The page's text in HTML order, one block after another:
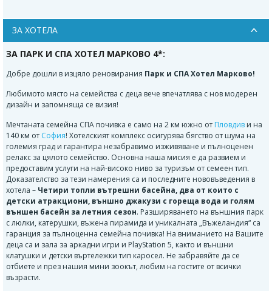
ЗА ХОТЕЛА
ЗА ПАРК И СПА ХОТЕЛ МАРКОВО 4*:
Добре дошли в изцяло реновирания Парк и СПА Хотел Марково!
Любимото място на семейства с деца вече впечатлява с нов модерен
дизайн и запомняща се визия!
Мечтаната семейна СПА почивка е само на 2 км южно от Пловдив и на
140 км от София! Хотелският комплекс осигурява бягство от шума на
големия град и гарантира незабравимо изживяване и пълноценен
релакс за цялото семейство. Основна наша мисия е да развием и
предоставим услуги на най-високо ниво за туризъм от семеен тип.
Доказателство за тези намерения са и последните нововъведения в
хотела – Четири топли вътрешни басейна, два от които с
детски атракциони, външно джакузи с гореща вода и голям
външен басейн за летния сезон. Разширяването на външния парк
с люлки, катерушки, въжена пирамида и уникалната „Въжеландия“ са
гаранция за пълноценна семейна почивка! На вниманието на Вашите
деца са и зала за аркадни игри и PlayStation 5, както и външни
клатушки и детски въртележки тип каросел. Не забравяйте да се
отбиете и през нашия мини зоокът, любим на гостите от всички
възрасти.